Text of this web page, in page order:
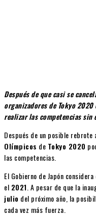
Después de que casi se
organizadores de Tokyo
realizar las competencias sin
Después de un posible rebrote
Olímpicos de Tokyo 2020
las competencias.
El Gobierno de Japón
el 2021 . A pesar de que la
julio del próximo año, la
cada vez más fuerza.